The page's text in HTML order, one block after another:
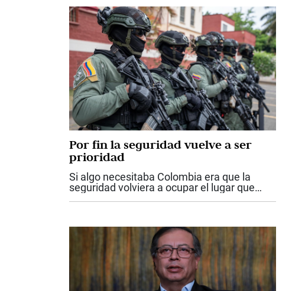
Por fin la seguridad vuelve a ser
prioridad
Si algo necesitaba Colombia era que la
seguridad volviera a ocupar el lugar que
nunca debió perder dentro de las
Espriella...